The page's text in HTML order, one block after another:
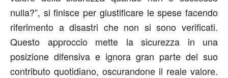
nulla?”, si finisce per giustificare le spese facendo
riferimento a disastri che non si sono verificati.
Questo approccio mette la sicurezza in una
posizione difensiva e ignora gran parte del suo
contributo quotidiano, oscurandone il reale valore.